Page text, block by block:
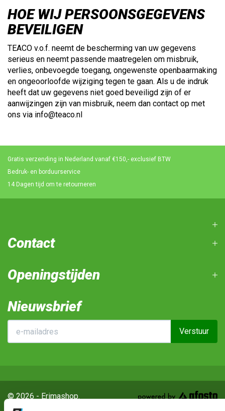
HOE WIJ PERSOONSGEGEVENS
BEVEILIGEN
TEACO v.o.f. neemt de bescherming van uw gegevens
serieus en neemt passende maatregelen om misbruik,
verlies, onbevoegde toegang, ongewenste openbaarmaking
en ongeoorloofde wijziging tegen te gaan. Als u de indruk
heeft dat uw gegevens niet goed beveiligd zijn of er
aanwijzingen zijn van misbruik, neem dan contact op met
ons via info@teaco.nl
Gratis verzending in Nederland vanaf €150,- exclusief BTW
Bedruk- en borduurservice
14 Dagen tijd om te retourneren
Contact
Openingstijden
Nieuwsbrief
Verstuur
© 2026 - Erimashop.